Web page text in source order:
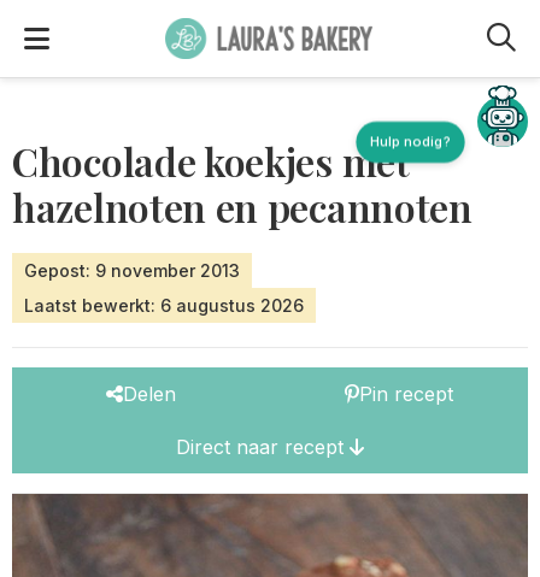
Chocolade koekjes met
hazelnoten en pecannoten
Gepost: 9 november 2013
Laatst bewerkt: 6 augustus 2026
Delen Pin recept
Direct naar recept
Hulp nodig?